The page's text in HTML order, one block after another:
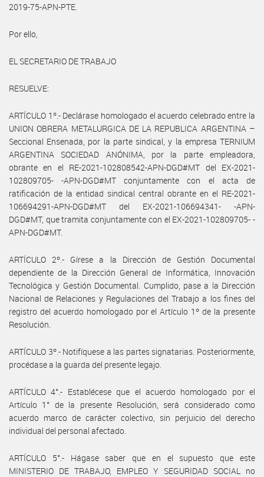
2019-75-APN-PTE.
Por ello,
EL SECRETARIO DE TRABAJO
RESUELVE:
ARTÍCULO 1º.- Declárase homologado el acuerdo celebrado entre la
UNION OBRERA METALURGICA DE LA REPUBLICA ARGENTINA –
Seccional Ensenada, por la parte sindical, y la empresa TERNIUM
ARGENTINA SOCIEDAD ANÓNIMA, por la parte empleadora,
obrante en el RE-2021-102808542-APN-DGD#MT del EX-2021-
102809705- -APN-DGD#MT conjuntamente con el acta de
ratificación de la entidad sindical central obrante en el RE-2021-
106694291-APN-DGD#MT del EX-2021-106694341- -APN-
DGD#MT, que tramita conjuntamente con el EX-2021-102809705- -
APN-DGD#MT.
ARTÍCULO 2º.- Gírese a la Dirección de Gestión Documental
dependiente de la Dirección General de Informática, Innovación
Tecnológica y Gestión Documental. Cumplido, pase a la Dirección
Nacional de Relaciones y Regulaciones del Trabajo a los fines del
registro del acuerdo homologado por el Artículo 1º de la presente
Resolución.
ARTÍCULO 3º.- Notifíquese a las partes signatarias. Posteriormente,
procédase a la guarda del presente legajo.
ARTÍCULO 4°.- Establécese que el acuerdo homologado por el
Artículo 1° de la presente Resolución, será considerado como
acuerdo marco de carácter colectivo, sin perjuicio del derecho
individual del personal afectado.
ARTÍCULO 5°.- Hágase saber que en el supuesto que este
MINISTERIO DE TRABAJO, EMPLEO Y SEGURIDAD SOCIAL no